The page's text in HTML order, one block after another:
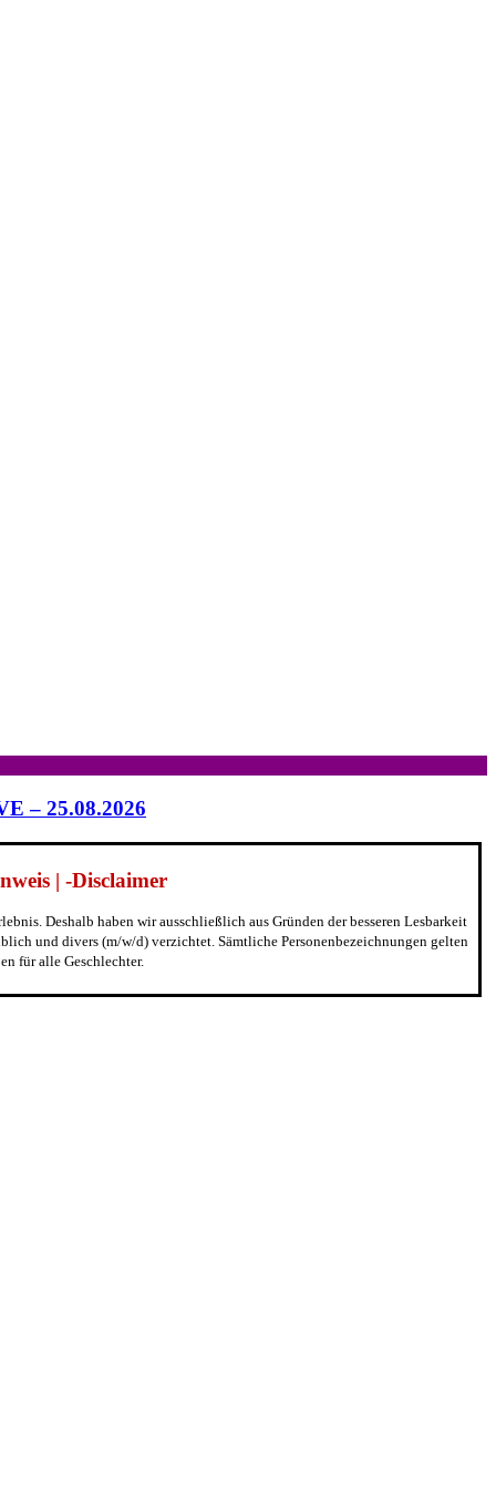
– 25.08.2026
| -Disclaimer
Deshalb haben wir ausschließlich aus Gründen der besseren Lesbarkeit
und divers (m/w/d) verzichtet. Sämtliche Personenbezeichnungen gelten
für alle Geschlechter.